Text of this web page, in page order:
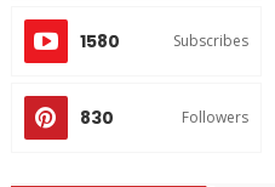
1580 Subscribes
830 Followers